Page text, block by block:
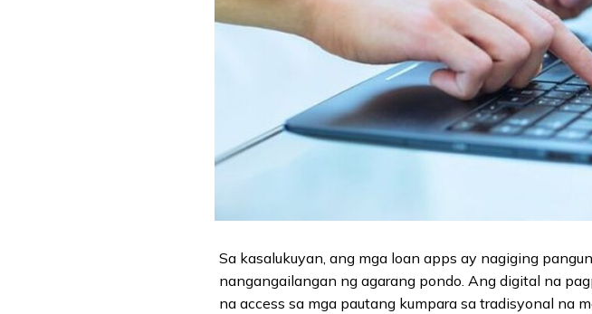
Sa kasalukuyan, ang mga loan apps ay nagiging
nangangailangan ng agarang pondo. Ang digital na
na access sa mga pautang kumpara sa tradisyonal na